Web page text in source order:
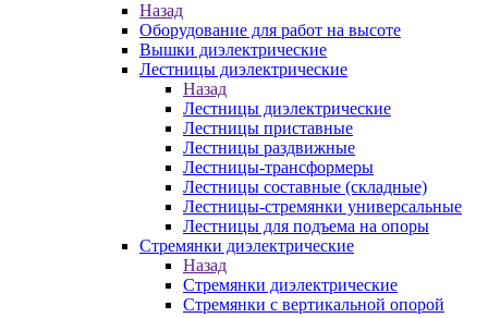
Назад
Оборудование для работ на высоте
Вышки диэлектрические
Лестницы диэлектрические
Назад
Лестницы диэлектрические
Лестницы приставные
Лестницы раздвижные
Лестницы-трансформеры
Лестницы составные (складные)
Лестницы-стремянки универсальные
Лестницы для подъема на опоры
Стремянки диэлектрические
Назад
Стремянки диэлектрические
Стремянки с вертикальной опорой